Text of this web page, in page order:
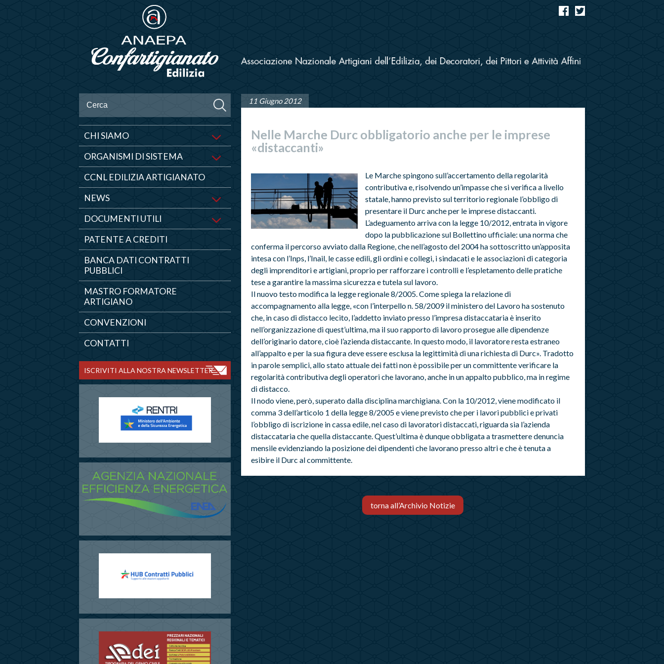
CHI SIAMO
ORGANISMI DI SISTEMA
CCNL EDILIZIA ARTIGIANATO
NEWS
DOCUMENTI UTILI
PATENTE A CREDITI
BANCA DATI CONTRATTI
PUBBLICI
MASTRO FORMATORE
ARTIGIANO
CONVENZIONI
CONTATTI
ISCRIVITI ALLA NOSTRA NEWSLETTER
11 Giugno 2012
Nelle Marche Durc obbligatorio anche per le imprese
«distaccanti»
Le Marche spingono sull’accertamento della regolarità
contributiva e, risolvendo un’impasse che si verifica a livello
statale, hanno previsto sul territorio regionale l’obbligo di
presentare il Durc anche per le imprese distaccanti.
L’adeguamento arriva con la legge 10/2012, entrata in vigore
dopo la pubblicazione sul Bollettino ufficiale: una norma che
conferma il percorso avviato dalla Regione, che nell’agosto del 2004 ha sottoscritto un’apposita
intesa con l’Inps, l’Inail, le casse edili, gli ordini e collegi, i sindacati e le associazioni di categoria
degli imprenditori e artigiani, proprio per rafforzare i controlli e l’espletamento delle pratiche
tese a garantire la massima sicurezza e tutela sul lavoro.
Il nuovo testo modifica la legge regionale 8/2005. Come spiega la relazione di
accompagnamento alla legge, «con l’interpello n. 58/2009 il ministero del Lavoro ha sostenuto
che, in caso di distacco lecito, l’addetto inviato presso l’impresa distaccataria è inserito
nell’organizzazione di quest’ultima, ma il suo rapporto di lavoro prosegue alle dipendenze
dell’originario datore, cioè l’azienda distaccante. In questo modo, il lavoratore resta estraneo
all’appalto e per la sua figura deve essere esclusa la legittimità di una richiesta di Durc». Tradotto
in parole semplici, allo stato attuale dei fatti non è possibile per un committente verificare la
regolarità contributiva degli operatori che lavorano, anche in un appalto pubblico, ma in regime
di distacco.
Il nodo viene, però, superato dalla disciplina marchigiana. Con la 10/2012, viene modificato il
comma 3 dell’articolo 1 della legge 8/2005 e viene previsto che per i lavori pubblici e privati
l’obbligo di iscrizione in cassa edile, nel caso di lavoratori distaccati, riguarda sia l’azienda
distaccataria che quella distaccante. Quest’ultima è dunque obbligata a trasmettere denuncia
mensile evidenziando la posizione dei dipendenti che lavorano presso altri e che è tenuta a
esibire il Durc al committente.
torna all’Archivio Notizie